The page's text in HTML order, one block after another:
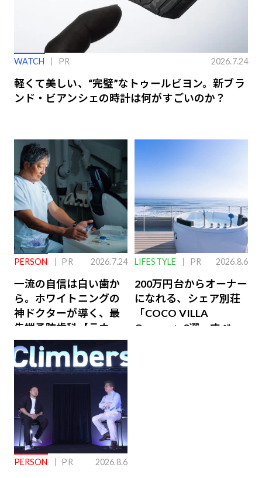
WATCH PR 2026.7.24
軽くて美しい、“完璧”なトゥールビヨン。新ブラ
ンド・ビアンシェの時計は何がすごいのか？
PERSON PR 2026.7.24
一流の自信は白い歯か
ら。ホワイトニングの
神ドクターが導く、最
先端予防歯科【ラウン
ジ会員特典あり】
LIFESTYLE PR 2026.8.6
200万円台からオーナー
になれる、シェア別荘
「COCO VILLA
Owners」3選。すべて
PERSON PR 2026.8.6